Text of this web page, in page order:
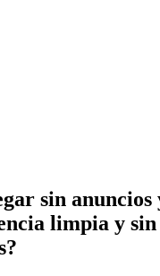
sin
limpia y sin